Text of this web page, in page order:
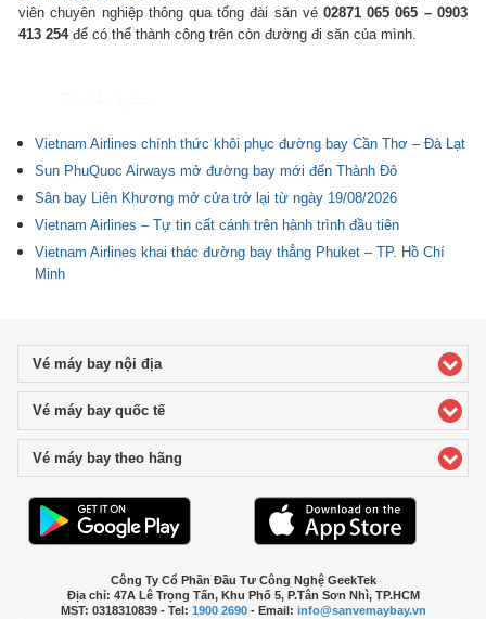
viên chuyên nghiệp thông qua tổng đài săn vé 02871 065 065 – 0903
413 254để có thể thành công trên còn đường đi săn của mình.
Vietnam Airlines chính thức khôi phục đường bay Cần Thơ – Đà Lạt
Sun PhuQuoc Airways mở đường bay mới đến Thành Đô
Sân bay Liên Khương mở cửa trở lại từ ngày 19/08/2026
Vietnam Airlines – Tự tin cất cánh trên hành trình đầu tiên
Vietnam Airlines khai thác đường bay thẳng Phuket – TP. Hồ Chí
Minh
Vé máy bay nội địaclick to expand contents
Vé máy bay quốc tếclick to expand contents
Vé máy bay theo hãng
Công Ty Cổ Phần Đầu Tư Công Nghệ GeekTek
Địa chỉ: 47A Lê Trọng Tấn, Khu Phố 5, P.Tân Sơn Nhì, TP.HCM
MST: 0318310839 - Tel: 1900 2690- Email: info@sanvemaybay.vn